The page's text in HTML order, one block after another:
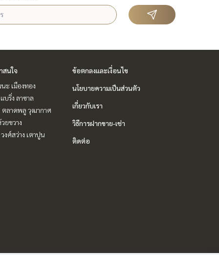
สนใจ
ะ เมืองทอง
บริ่ง ลาซาล
ตลาดพลู วุฒากาศ
ยขวาง
งศ์สว่าง เตาปูน
ข้อตกลงและเงื่อนไข
นโยบายความเป็นส่วนตัว
เกี่ยวกับเรา
วิธีการฝากขาย-เช่า
ติดต่อ